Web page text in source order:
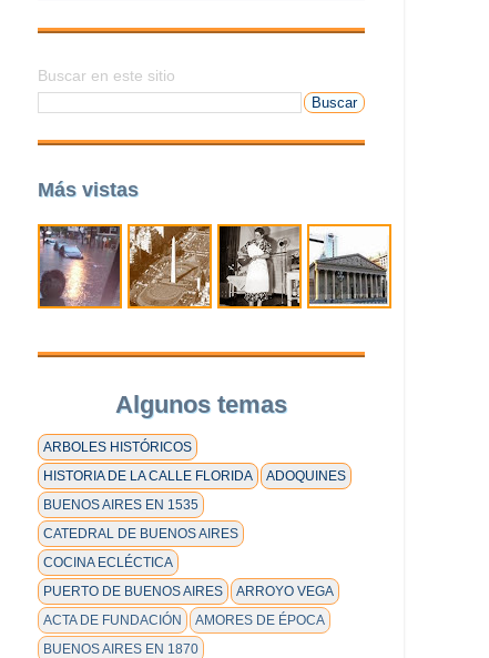
Buscar en este sitio
Más vistas
Algunos temas
ARBOLES HISTÓRICOS
HISTORIA DE LA CALLE FLORIDA
ADOQUINES
BUENOS AIRES EN 1535
CATEDRAL DE BUENOS AIRES
COCINA ECLÉCTICA
PUERTO DE BUENOS AIRES
ARROYO VEGA
ACTA DE FUNDACIÓN
AMORES DE ÉPOCA
BUENOS AIRES EN 1870